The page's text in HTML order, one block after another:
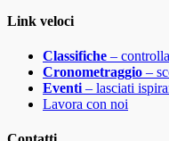
Link veloci
Classifiche –
Cronometraggio –
Eventi – lasciati
Lavora con noi